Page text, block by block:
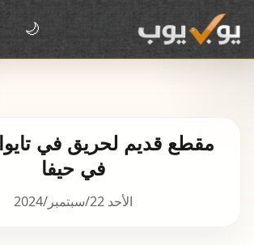
🌙
مقطع قديم لحريق في
في حيفا
الأحد 22/سبتمبر/2024